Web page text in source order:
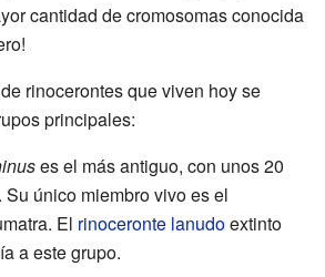
cantidad de cromosomas conocida
rinocerontes que viven hoy se
principales:
es el más antiguo, con unos 20
único miembro vivo es el
El rinoceronte lanudoextinto
a este grupo.